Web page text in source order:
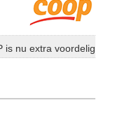
is nu extra voordelig